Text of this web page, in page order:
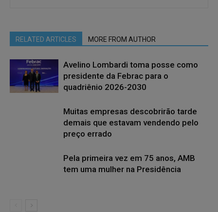
RELATED ARTICLES MORE FROM AUTHOR
Avelino Lombardi toma posse como
presidente da Febrac para o
quadriênio 2026-2030
Muitas empresas descobrirão tarde
demais que estavam vendendo pelo
preço errado
Pela primeira vez em 75 anos, AMB
tem uma mulher na Presidência